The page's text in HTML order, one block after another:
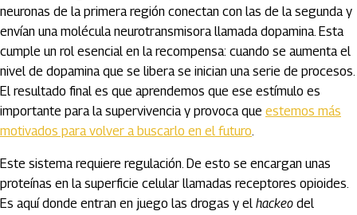
neuronas de la primera región conectan con las de la segunda y
envían una molécula neurotransmisora llamada dopamina. Esta
cumple un rol esencial en la recompensa: cuando se aumenta el
nivel de dopamina que se libera se inician una serie de procesos.
El resultado final es que aprendemos que ese estímulo es
importante para la supervivencia y provoca que estemos más
motivados para volver a buscarlo en el futuro.
Este sistema requiere regulación. De esto se encargan unas
proteínas en la superficie celular llamadas receptores opioides.
Es aquí donde entran en juego las drogas y el hackeo del